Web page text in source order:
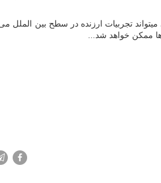
سال حضور در بازارهای مالی و سرمایه گذاری میتواند تجربیات ارزنده در
ممکن خواهد شد...